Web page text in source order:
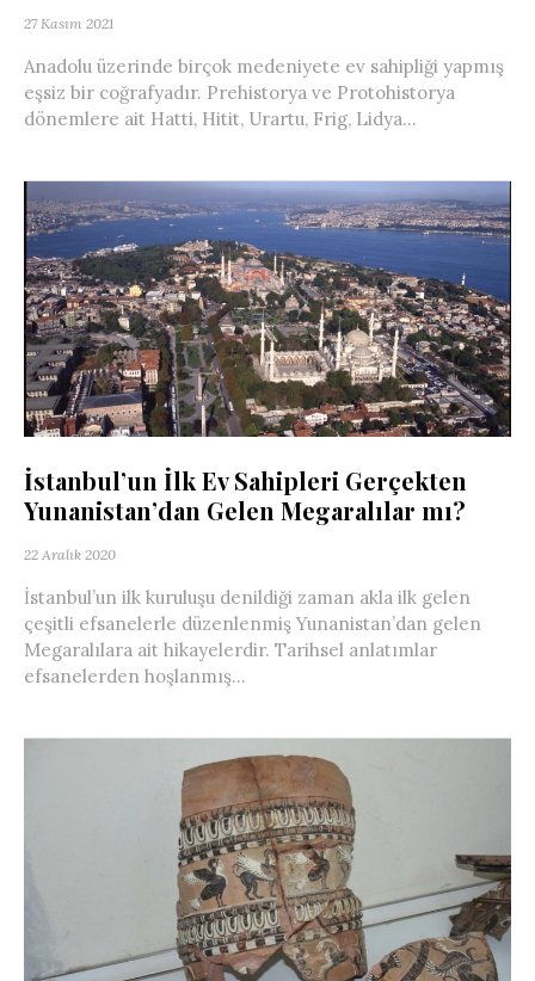
27 Kasım 2021
Anadolu üzerinde birçok medeniyete ev sahipliği yapmış
eşsiz bir coğrafyadır. Prehistorya ve Protohistorya
dönemlere ait Hatti, Hitit, Urartu, Frig, Lidya...
İstanbul’un İlk Ev Sahipleri Gerçekten
Yunanistan’dan Gelen Megaralılar mı?
22 Aralık 2020
İstanbul’un ilk kuruluşu denildiği zaman akla ilk gelen
çeşitli efsanelerle düzenlenmiş Yunanistan’dan gelen
Megaralılara ait hikayelerdir. Tarihsel anlatımlar
efsanelerden hoşlanmış...